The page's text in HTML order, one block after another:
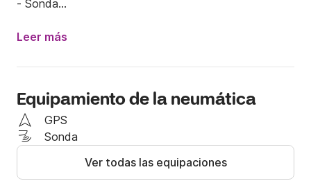
- Sonda
- Equipo de seguridad
- No hay chalecos salvavidas para niños disponibles
PD: Mi abuelo y yo nos encargamos de esta
embarcación, así que las llaves se entregarán a uno
de nosotros.
Leer más
Equipamiento de la neumática
GPS
Sonda
Ver todas las equipaciones